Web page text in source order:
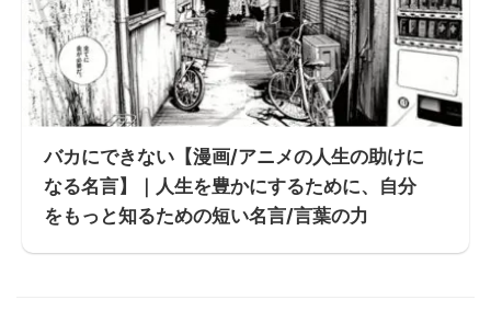
バカにできない【漫画/アニメの人生の助けに
なる名言】｜人生を豊かにするために、自分
をもっと知るための短い名言/言葉の力